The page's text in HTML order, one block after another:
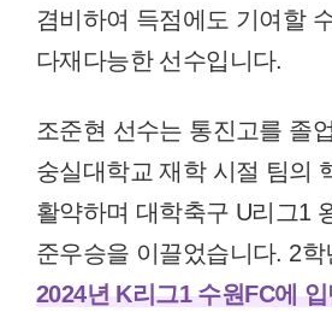
겸비하여 득점에도 기여할
다재다능한 선수입니다.
조준현 선수는 통진고를 졸
숭실대학교 재학 시절 팀의
활약하며 대학축구 U리그1
준우승을 이끌었습니다. 2학
2024년 K리그1 수원FC에